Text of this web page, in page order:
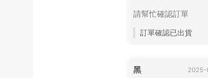
請幫忙確認訂單
訂單確認已出貨
黑